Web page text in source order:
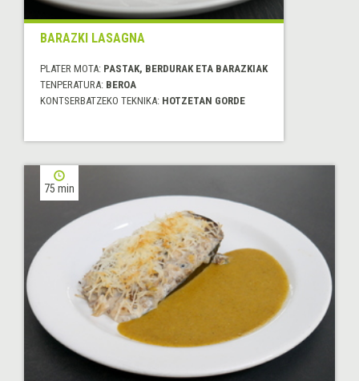
BARAZKI LASAGNA
PLATER MOTA: PASTAK, BERDURAK ETA BARAZKIAK
TENPERATURA: BEROA
KONTSERBATZEKO TEKNIKA: HOTZETAN GORDE
75 min